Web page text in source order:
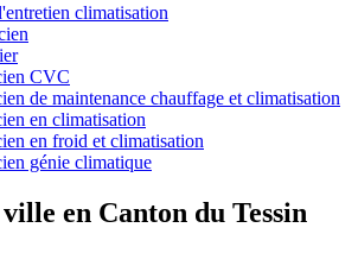
climatisation
CVC
de maintenance chauffage et climatisation
en climatisation
en froid et climatisation
génie climatique
en Canton du Tessin